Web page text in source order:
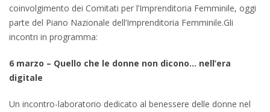
coinvolgimento dei Comitati per l’Imprenditoria Femminile, oggi
parte del Piano Nazionale dell’Imprenditoria Femminile.Gli
incontri in programma:
6 marzo – Quello che le donne non dicono… nell’era
digitale
Un incontro-laboratorio dedicato al benessere delle donne nel